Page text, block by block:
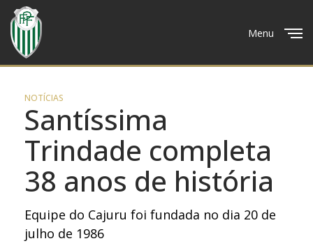
Menu
NOTÍCIAS
Santíssima
Trindade completa
38 anos de história
Equipe do Cajuru foi fundada no dia 20 de
julho de 1986